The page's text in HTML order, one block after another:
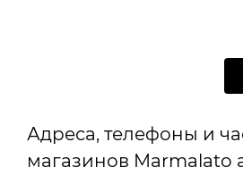
Адреса, телефоны и
магазинов Marmalato